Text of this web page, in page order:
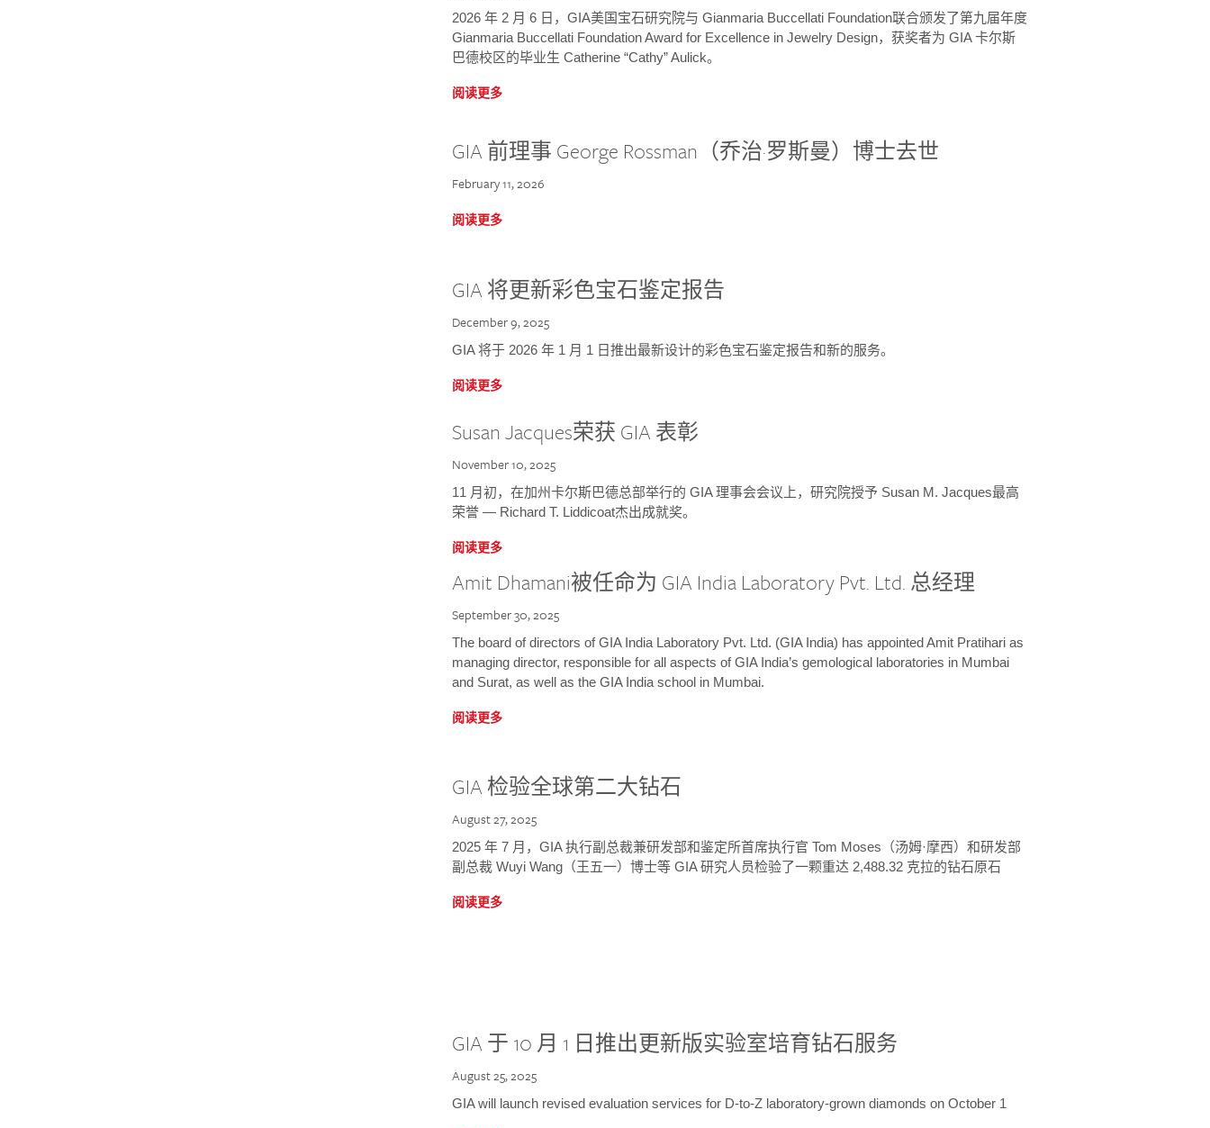
2026 年 2 月 6 日，GIA美国宝石研究院与 Gianmaria Buccellati Foundation联合颁发了第九届年度
Gianmaria Buccellati Foundation Award for Excellence in Jewelry Design，获奖者为 GIA 卡尔斯
巴德校区的毕业生 Catherine “Cathy” Aulick。
阅读更多
GIA 前理事 George Rossman（乔治·罗斯曼）博士去世
February 11, 2026
阅读更多
GIA 将更新彩色宝石鉴定报告
December 9, 2025
GIA 将于 2026 年 1 月 1 日推出最新设计的彩色宝石鉴定报告和新的服务。
阅读更多
Susan Jacques荣获 GIA 表彰
November 10, 2025
11 月初，在加州卡尔斯巴德总部举行的 GIA 理事会会议上，研究院授予 Susan M. Jacques最高
荣誉 — Richard T. Liddicoat杰出成就奖。
阅读更多
Amit Dhamani被任命为 GIA India Laboratory Pvt. Ltd. 总经理
September 30, 2025
The board of directors of GIA India Laboratory Pvt. Ltd. (GIA India) has appointed Amit Pratihari as
managing director, responsible for all aspects of GIA India’s gemological laboratories in Mumbai
and Surat, as well as the GIA India school in Mumbai.
阅读更多
GIA 检验全球第二大钻石
August 27, 2025
2025 年 7 月，GIA 执行副总裁兼研发部和鉴定所首席执行官 Tom Moses（汤姆·摩西）和研发部
副总裁 Wuyi Wang（王五一）博士等 GIA 研究人员检验了一颗重达 2,488.32 克拉的钻石原石
阅读更多
GIA 于 10 月 1 日推出更新版实验室培育钻石服务
August 25, 2025
GIA will launch revised evaluation services for D-to-Z laboratory-grown diamonds on October 1